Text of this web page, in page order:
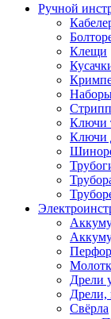
Ручной
Клещи
Ключи
Ключи
Дрели
Дрели,
Свёрла